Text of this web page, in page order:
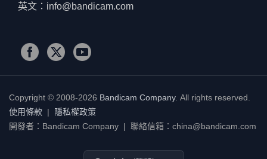
英文：info@bandicam.com
Copyright © 2008-2026 Bandicam Company. All rights reserved.
使用條款 | 隱私權政策
開發者：Bandicam Company | 聯絡信箱：china@bandicam.com